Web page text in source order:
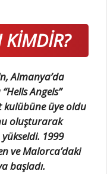
KİMDİR?
Almanya’da
Angels”
kulübüne üye oldu
oluşturarak
1999
ve Malorca’daki
başladı.